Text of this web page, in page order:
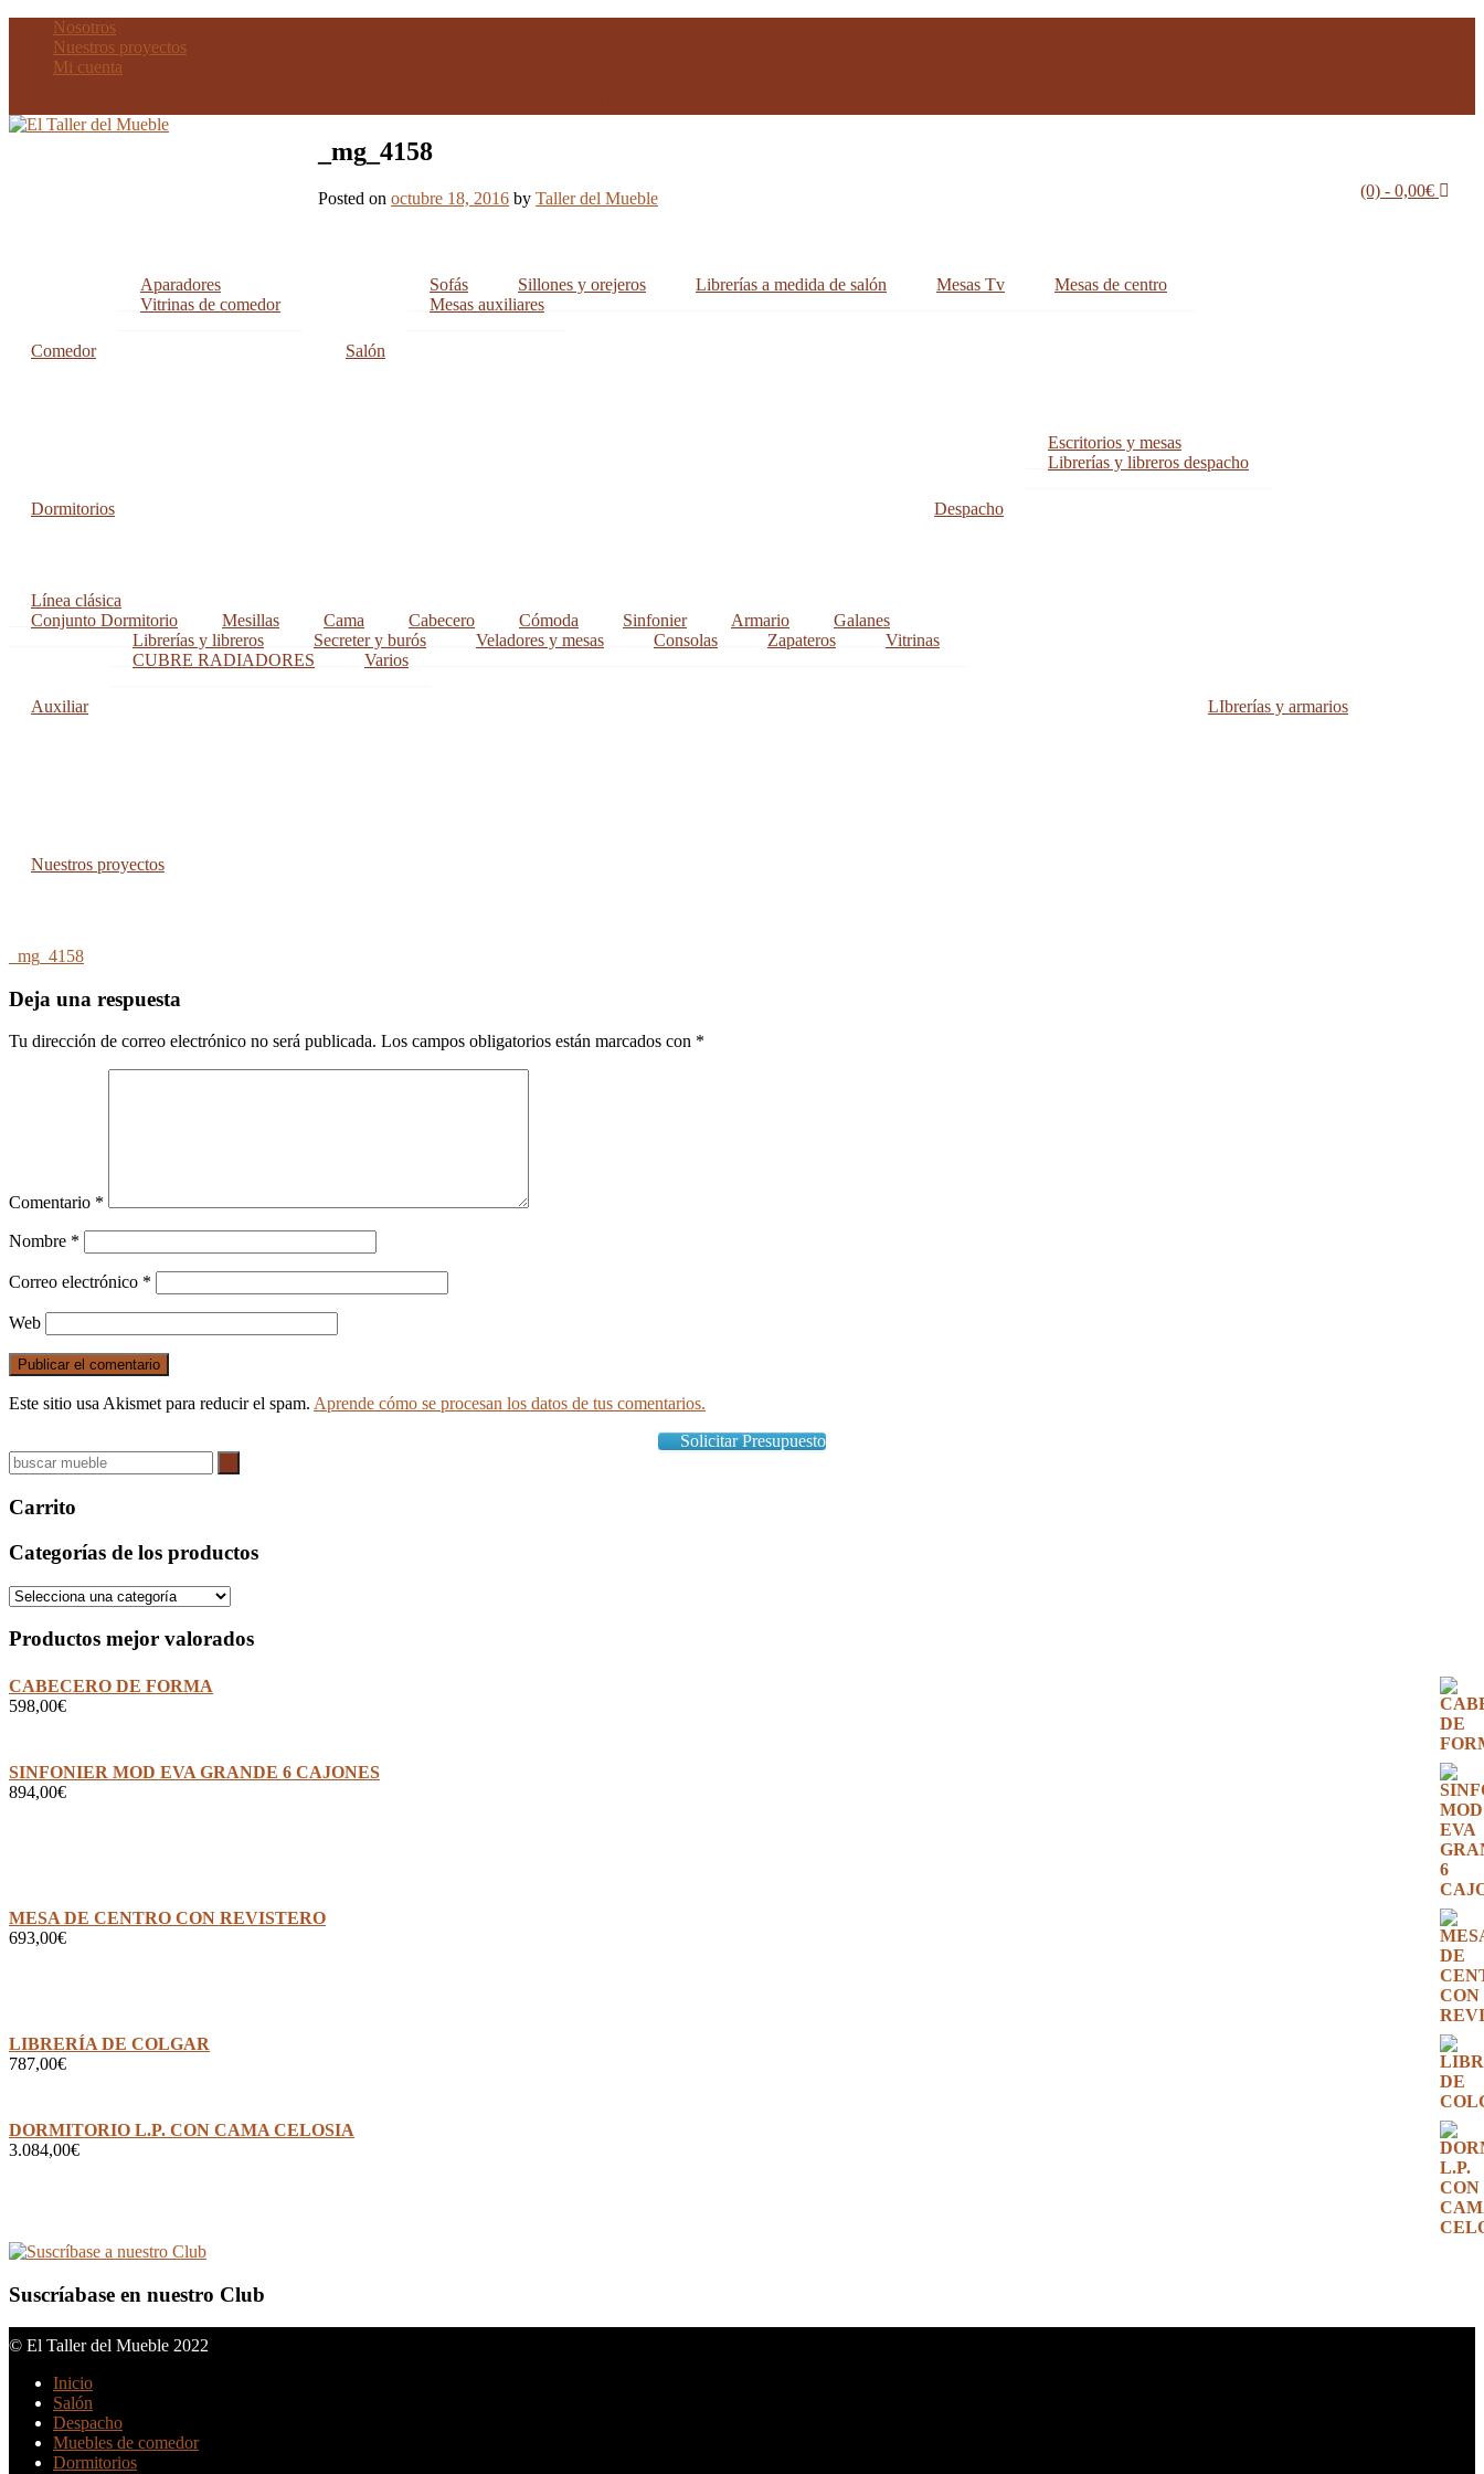
Nosotros
Nuestros proyectos
Mi cuenta
(0) - 0,00€
Comedor
Aparadores
Vitrinas de comedor
Salón
Sofás Sillones y orejeros Librerías a medida de salón Mesas Tv
Mesas de centro
Mesas auxiliares
Dormitorios
Línea clásica
Conjunto Dormitorio
Mesillas Cama Cabecero Cómoda Sinfonier Armario Galanes
Despacho
Escritorios y mesas
Librerías y libreros despacho
Auxiliar
Librerías y libreros Secreter y burós Veladores y mesas Consolas Zapateros
Vitrinas
CUBRE RADIADORES
Varios
LIbrerías y armarios
Nuestros proyectos
_mg_4158
Posted on octubre 18, 2016 by Taller del Mueble
_mg_4158
Deja una respuesta
Tu dirección de correo electrónico no será publicada. Los campos obligatorios están marcados con *
Comentario *
Nombre *
Correo electrónico *
Web
Este sitio usa Akismet para reducir el spam. Aprende cómo se procesan los datos de tus comentarios.
Solicitar Presupuesto
Carrito
Categorías de los productos
Productos mejor valorados
CABECERO DE FORMA
598,00€
SINFONIER MOD EVA GRANDE 6 CAJONES
894,00€
MESA DE CENTRO CON REVISTERO
693,00€
LIBRERÍA DE COLGAR
787,00€
DORMITORIO L.P. CON CAMA CELOSIA
3.084,00€
Suscríabase en nuestro Club
© El Taller del Mueble 2022
Inicio
Salón
Despacho
Muebles de comedor
Dormitorios